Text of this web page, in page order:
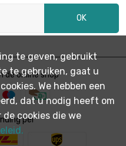
OK
de online shop
per
te geven, gebruikt
te gebruiken, gaat u
We hebben een
dat u nodig heeft om
cookies die we